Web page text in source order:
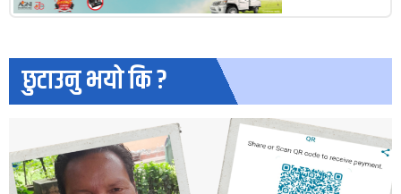
छुटाउनु भयो कि ?